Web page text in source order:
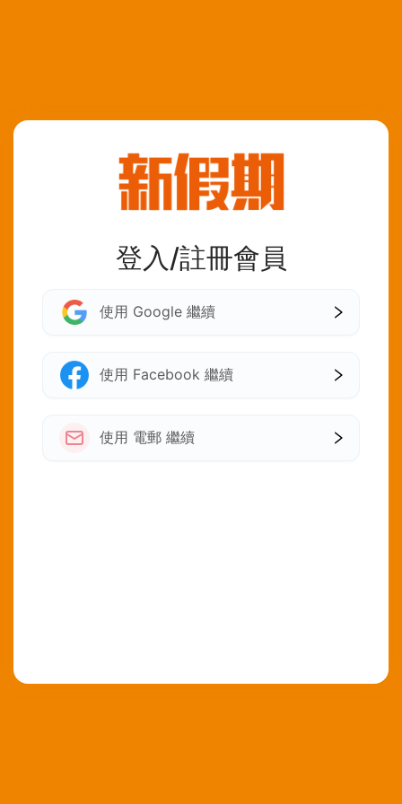
登入/註冊會員
使用 Google 繼續
使用 Facebook 繼續
使用 電郵 繼續